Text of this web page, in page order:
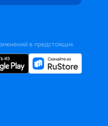
в предстоящих